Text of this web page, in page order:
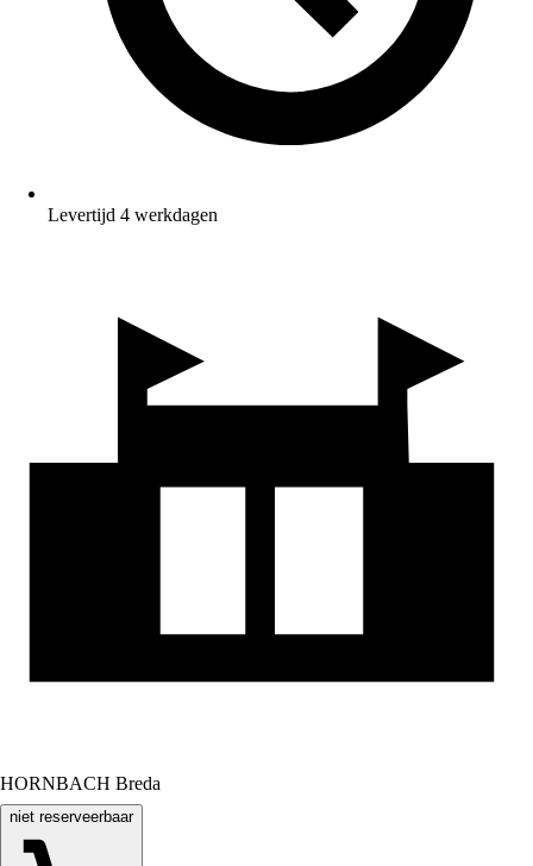
Levertijd 4 werkdagen
HORNBACH Breda
niet reserveerbaar